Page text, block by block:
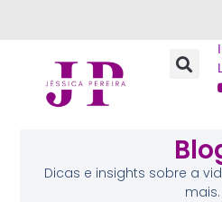
Dicas e insights sobre a
mais.